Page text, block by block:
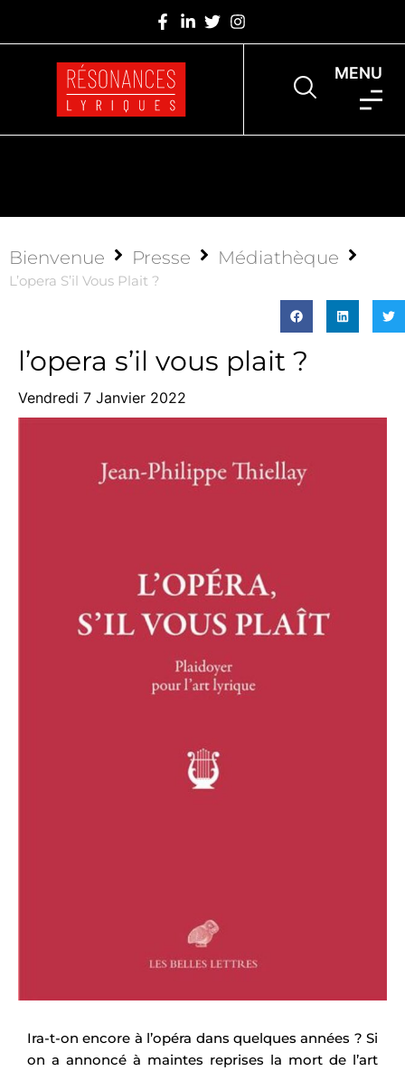
MENU
Bienvenue Presse Médiathèque
L’opera S’il Vous Plait ?
l’opera s’il vous plait ?
Vendredi 7 Janvier 2022
Ira-t-on encore à l’opéra dans quelques années ? Si
on a annoncé à maintes reprises la mort de l’art